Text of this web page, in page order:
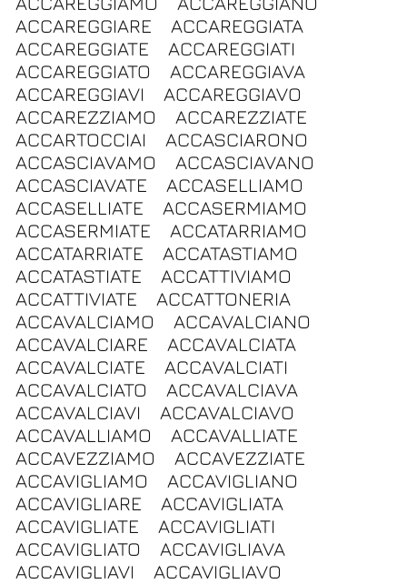
ACCAREGGIARE
ACCAREGGIATA
ACCAREGGIATE
ACCAREGGIATI
ACCAREGGIATO
ACCAREGGIAVA
ACCAREGGIAVI
ACCAREGGIAVO
ACCAREZZIAMO
ACCAREZZIATE
ACCARTOCCIAI
ACCASCIARONO
ACCASCIAVAMO
ACCASCIAVANO
ACCASCIAVATE
ACCASELLIAMO
ACCASELLIATE
ACCASERMIAMO
ACCASERMIATE
ACCATARRIAMO
ACCATARRIATE
ACCATASTIAMO
ACCATASTIATE
ACCATTIVIAMO
ACCATTIVIATE
ACCATTONERIA
ACCAVALCIAMO
ACCAVALCIANO
ACCAVALCIARE
ACCAVALCIATA
ACCAVALCIATE
ACCAVALCIATI
ACCAVALCIATO
ACCAVALCIAVA
ACCAVALCIAVI
ACCAVALCIAVO
ACCAVALLIAMO
ACCAVALLIATE
ACCAVEZZIAMO
ACCAVEZZIATE
ACCAVIGLIAMO
ACCAVIGLIANO
ACCAVIGLIARE
ACCAVIGLIATA
ACCAVIGLIATE
ACCAVIGLIATI
ACCAVIGLIATO
ACCAVIGLIAVA
ACCAVIGLIAVI
ACCAVIGLIAVO